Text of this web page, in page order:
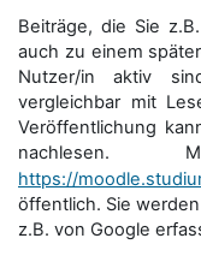
Beiträge, die Sie
auch zu einem
Nutzer/in aktiv
vergleichbar mit
Veröffentlichung
nachlesen.
https://
öffentlich. Sie
z.B. von Google